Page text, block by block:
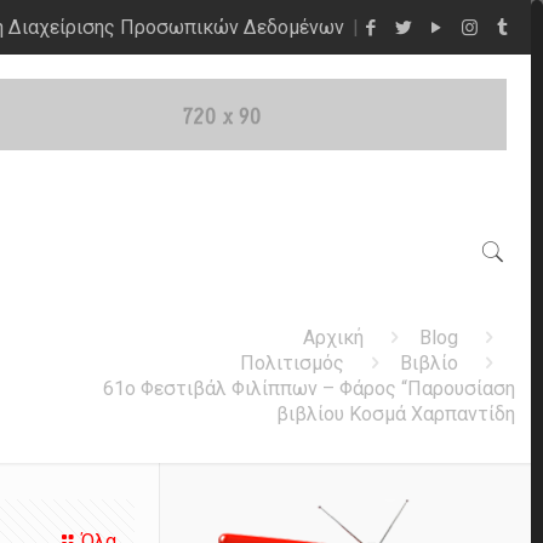
Διαχείρισης Προσωπικών Δεδομένων
Αρχική
Blog
Πολιτισμός
Βιβλίο
61ο Φεστιβάλ Φιλίππων – Φάρος “Παρουσίαση
βιβλίου Κοσμά Χαρπαντίδη